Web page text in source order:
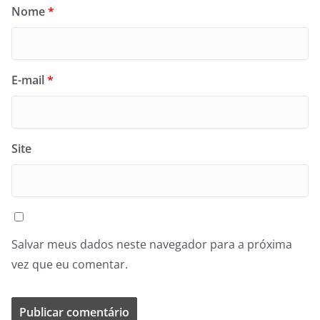
Nome*
E-mail*
Site
Salvar meus dados neste navegador para a próxima
vez que eu comentar.